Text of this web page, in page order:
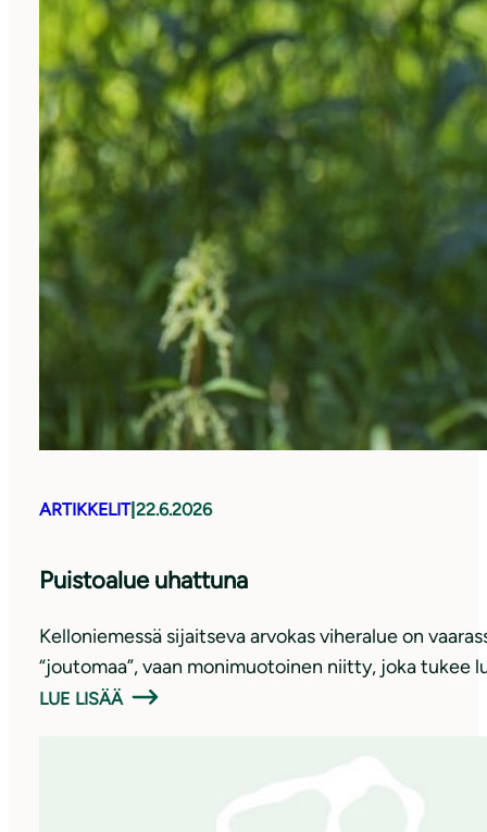
ARTIKKELIT| 22.6.2026
Puistoalue uhattuna
Kelloniemessä sijaitseva arvokas viheralue on
“joutomaa”, vaan monimuotoinen niitty, joka
LUE LISÄÄ